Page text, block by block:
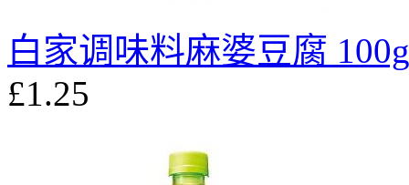
白家调味料麻婆豆腐 100g
£1.25